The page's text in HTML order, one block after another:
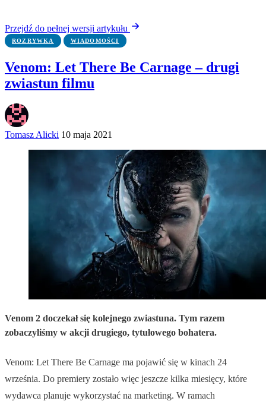
Przejdź do pełnej wersji artykułu
ROZRYWKA WIADOMOŚCI
Venom: Let There Be Carnage – drugi
zwiastun filmu
Tomasz Alicki 10 maja 2021
Venom 2 doczekał się kolejnego zwiastuna. Tym razem
zobaczyliśmy w akcji drugiego, tytułowego bohatera.
Venom: Let There Be Carnage ma pojawić się w kinach 24
września. Do premiery zostało więc jeszcze kilka miesięcy, które
wydawca planuje wykorzystać na marketing. W ramach